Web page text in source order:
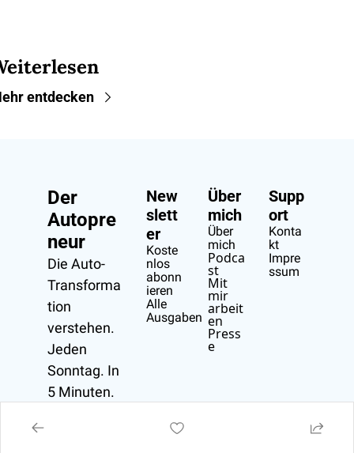
entdecken
Der
Autopre
neur
Die Auto-
Transforma
tion
verstehen.
Jeden
Sonntag. In
5 Minuten.
New
slett
er
Koste
nlos
abonn
ieren
Alle
Ausgaben
Über
mich
Über
mich
Podca
st
Mit
mir
arbeit
en
Press
e
Supp
ort
Konta
kt
Impre
ssum